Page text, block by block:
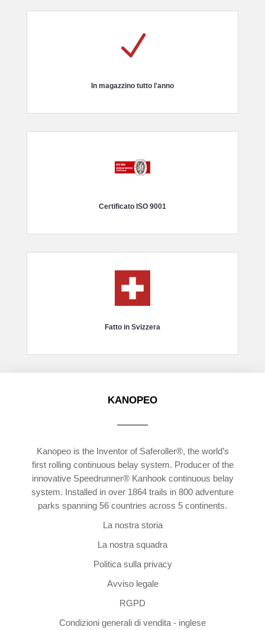
N
In magazzino tutto l'anno
Certificato ISO 9001
Fatto in Svizzera
KANOPEO
Kanopeo is the Inventor of Saferoller®, the world’s
first rolling continuous belay system. Producer of the
innovative Speedrunner® Kanhook continuous belay
system. Installed in over 1864 trails in 800 adventure
parks spanning 56 countries across 5 continents.
La nostra storia
La nostra squadra
Politica sulla privacy
Avviso legale
RGPD
Condizioni generali di vendita - inglese